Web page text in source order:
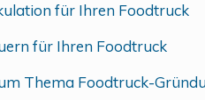
für Ihren Foodtruck
für Ihren Foodtruck
Thema Foodtruck-